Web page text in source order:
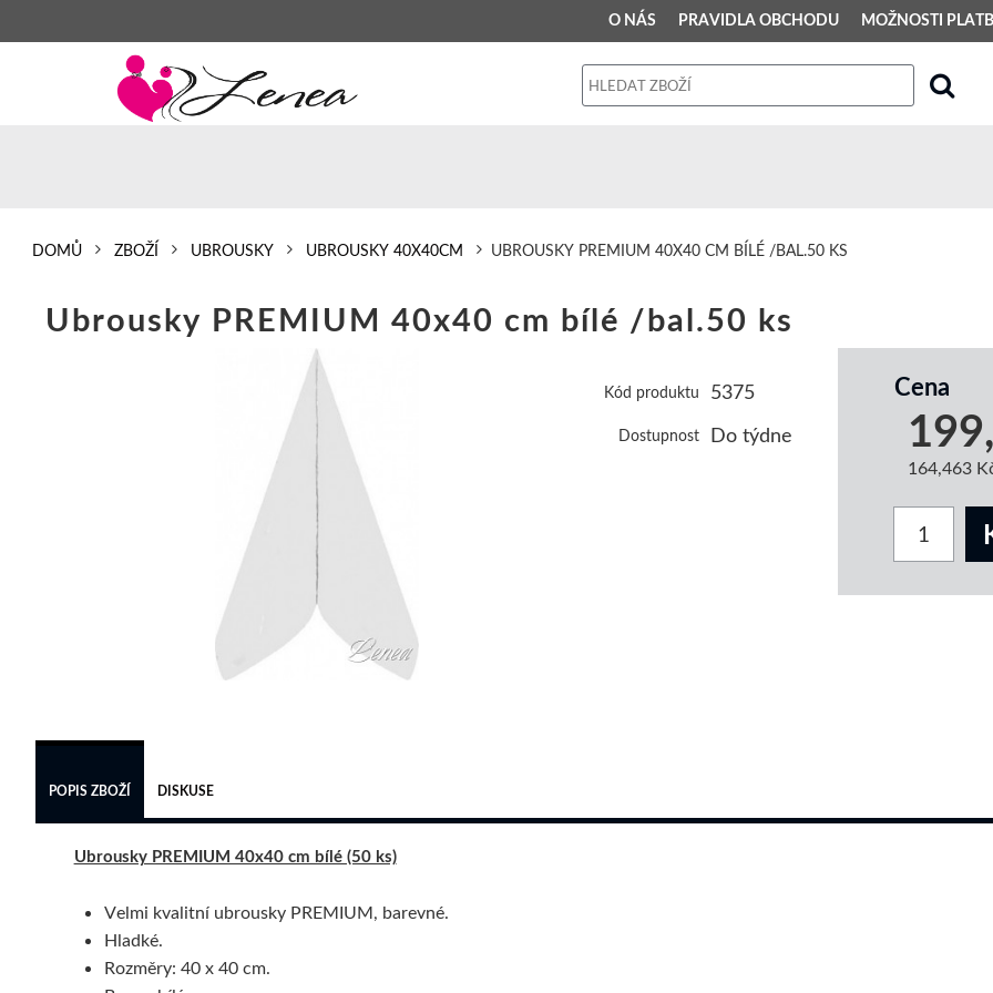
O NÁS PRAVIDLA OBCHODU
PRAVIDLA OBCHODU
MOŽNOSTI
DOMŮ ZBOŽÍ UBROUSKY UBROUSKY 40X40CM UBROUSKY PREMIUM 40X40 CM BÍLÉ /BAL.50 KS
Ubrousky PREMIUM 40x40 cm bílé /bal.50 ks
Kód produktu 5375
Dostupnost Do týdne
Cena
164,463
POPIS ZBOŽÍ DISKUSE
Ubrousky PREMIUM 40x40 cm bílé (50 ks)
Velmi kvalitní ubrousky PREMIUM, barevné.
Hladké.
Rozměry: 40 x 40 cm.